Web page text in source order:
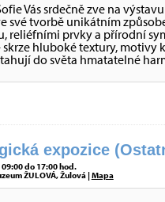
Vás srdečně zve na
své tvorbě unikátním
reliéfními prvky a přírodní
skrze hluboké textury,
do světa hmatatelné
expozice
do 17:00 hod.
ŽULOVÁ, Žulová |Mapa